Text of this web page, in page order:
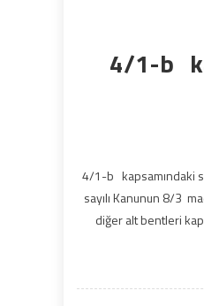
4/1-b
4/1-b kapsamındaki
sayılı Kanunun 8/3
diğer alt bentleri